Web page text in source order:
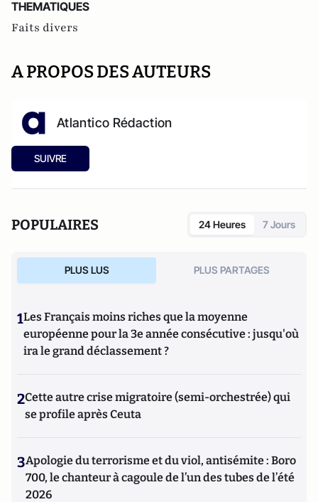
THEMATIQUES
Faits divers
A PROPOS DES AUTEURS
Atlantico Rédaction
SUIVRE
POPULAIRES 24 Heures 7 Jours
PLUS LUS PLUS PARTAGES
1Les Français moins riches que la moyenne
européenne pour la 3e année consécutive : jusqu'où
ira le grand déclassement ?
2Cette autre crise migratoire (semi-orchestrée) qui
se profile après Ceuta
3Apologie du terrorisme et du viol, antisémite : Boro
700, le chanteur à cagoule de l’un des tubes de l’été
2026